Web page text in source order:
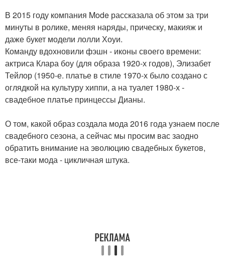
В 2015 году компания Mode рассказала об этом за три
минуты в ролике, меняя наряды, прическу, макияж и
даже букет модели лолли Хоуи.
Команду вдохновили фэшн - иконы своего времени:
актриса Клара боу (для образа 1920-х годов), Элизабет
Тейлор (1950-е. платье в стиле 1970-х было создано с
оглядкой на культуру хиппи, а на туалет 1980-х -
свадебное платье принцессы Дианы.
О том, какой образ создала мода 2016 года узнаем после
свадебного сезона, а сейчас мы просим вас заодно
обратить внимание на эволюцию свадебных букетов,
все-таки мода - цикличная штука.